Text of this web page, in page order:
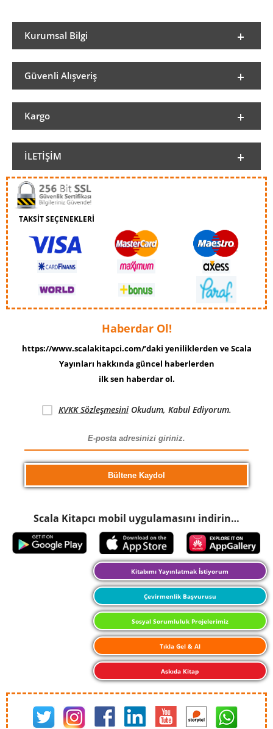
Kurumsal Bilgi
Güvenli Alışveriş
Kargo
İLETIŞIM
TAKSİT SEÇENEKLERİ
Haberdar Ol!
https://www.scalakitapci.com/’daki yeniliklerden ve Scala
Yayınları hakkında güncel haberlerden
ilk sen haberdar ol.
KVKK SözleşmesiniOkudum, Kabul Ediyorum.
Scala Kitapcı mobil uygulamasını indirin…
Kitabımı Yayınlatmak İstiyorum
Çevirmenlik Başvurusu
Sosyal Sorumluluk Projelerimiz
Tıkla Gel & Al
Askıda Kitap